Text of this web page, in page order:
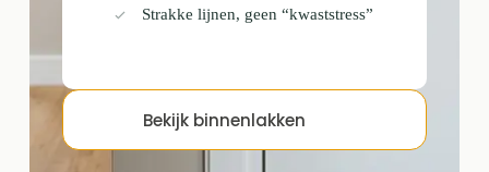
Strakke lijnen, geen “kwaststress”
Bekijk binnenlakken